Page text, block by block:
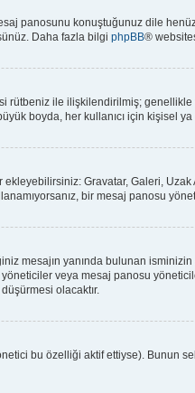
panosunu konuştuğunuz dile
Daha fazla bilgi phpBB®
rütbeniz ile ilişkilendirilmiş;
boyda, her kullanıcı için kişisel
Gravatar, Galeri,
bir mesaj panosu
mesajın yanında bulunan
yöneticiler veya mesaj panosu
olacaktır.
bu özelliği aktif ettiyse). Bunun